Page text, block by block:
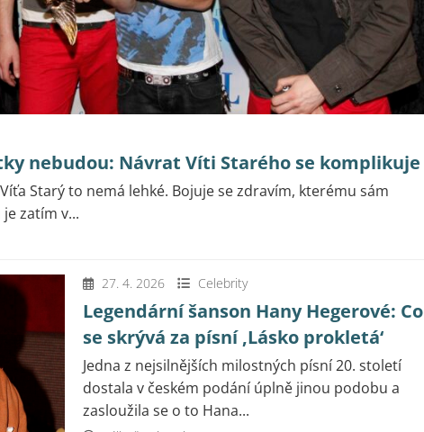
nebudou: Návrat Víti Starého se komplikuje
Starý to nemá lehké. Bojuje se zdravím, kterému sám
zatím v...
27. 4. 2026 Celebrity
Legendární šanson Hany Hegerové: Co
se skrývá za písní ‚Lásko prokletá‘
Jedna z nejsilnějších milostných písní 20. století
dostala v českém podání úplně jinou podobu a
zasloužila se o to Hana...